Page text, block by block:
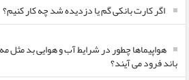
اگر کارت بانکی گم یا دزدیده شد چه کار کنیم؟
هواپیماها چطور در شرایط آب و هوایی بد مثل
باند فرود می آیند؟